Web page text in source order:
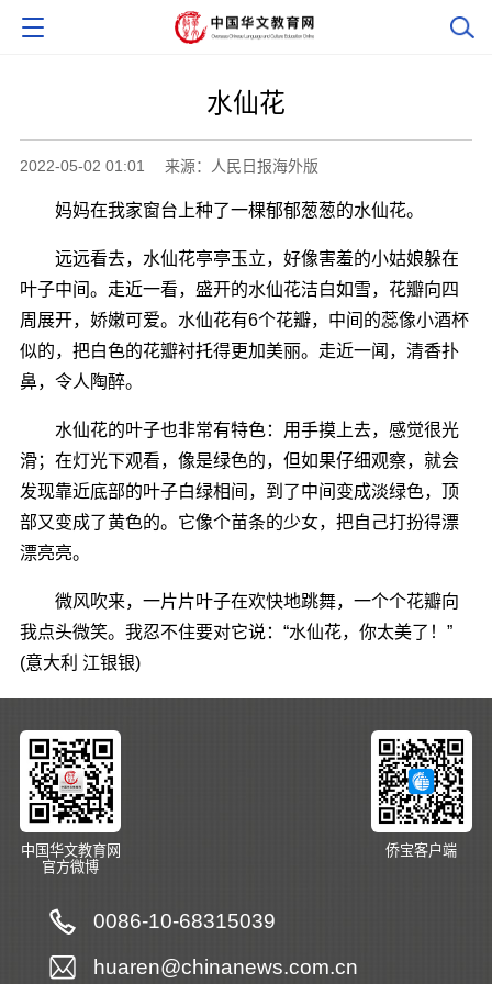
水仙花
2022-05-02 01:01 来源：人民日报海外版
妈妈在我家窗台上种了一棵郁郁葱葱的水仙花。
远远看去，水仙花亭亭玉立，好像害羞的小姑娘躲在
叶子中间。走近一看，盛开的水仙花洁白如雪，花瓣向四
周展开，娇嫩可爱。水仙花有6个花瓣，中间的蕊像小酒杯
似的，把白色的花瓣衬托得更加美丽。走近一闻，清香扑
鼻，令人陶醉。
水仙花的叶子也非常有特色：用手摸上去，感觉很光
滑；在灯光下观看，像是绿色的，但如果仔细观察，就会
发现靠近底部的叶子白绿相间，到了中间变成淡绿色，顶
部又变成了黄色的。它像个苗条的少女，把自己打扮得漂
漂亮亮。
微风吹来，一片片叶子在欢快地跳舞，一个个花瓣向
我点头微笑。我忍不住要对它说：“水仙花，你太美了！”
(意大利 江银银)
中国华文教育网
官方微博
侨宝客户端
0086-10-68315039
huaren@chinanews.com.cn